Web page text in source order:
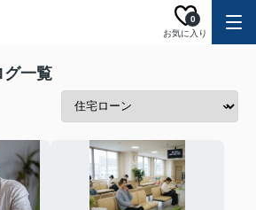
お気に入り
0
グ一覧